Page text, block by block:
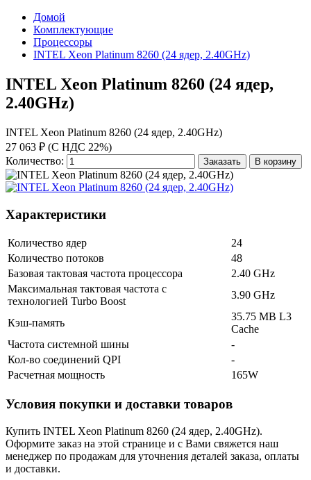
Домой
Комплектующие
Процессоры
INTEL Xeon Platinum 8260 (24 ядер, 2.40GHz)
INTEL Xeon Platinum 8260 (24 ядер,
2.40GHz)
INTEL Xeon Platinum 8260 (24 ядер, 2.40GHz)
27 063 ₽ (С НДС 22%)
Количество:
Заказать В корзину
Характеристики
Количество ядер
24
Количество потоков
48
Базовая тактовая частота процессора
2.40 GHz
Максимальная тактовая частота с
технологией Turbo Boost
3.90 GHz
Кэш-память
35.75 MB L3
Cache
Частота системной шины
-
Кол-во соединений QPI
-
Расчетная мощность
165W
Условия покупки и доставки товаров
Купить INTEL Xeon Platinum 8260 (24 ядер, 2.40GHz).
Оформите заказ на этой странице и с Вами свяжется наш
менеджер по продажам для уточнения деталей заказа, оплаты
и доставки.